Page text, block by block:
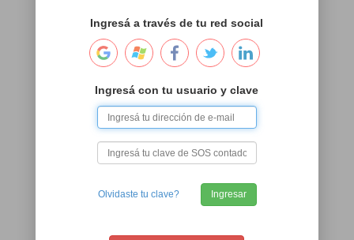
Ingresá a través de tu red social
Ingresá con tu usuario y clave
Olvidaste tu clave? Ingresar